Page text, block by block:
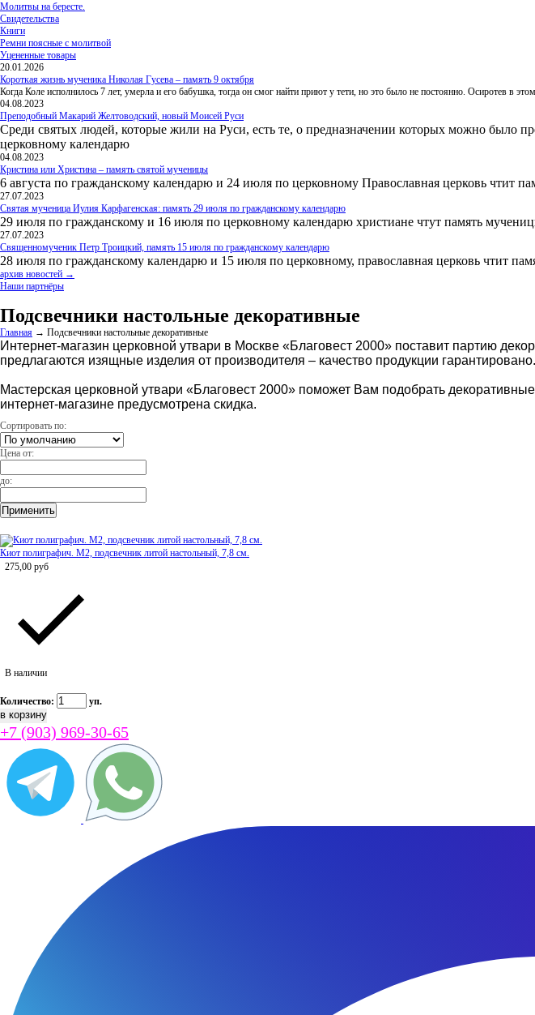
Молитвы на бересте.
Свидетельства
Книги
Ремни поясные с молитвой
Уцененные товары
20.01.2026
Короткая жизнь мученика Николая Гусева – память 9 октября
Когда Коле исполнилось 7 лет, умерла и его бабушка, тогда он смог найти приют у тети, но это было не постоянно. Осиротев в
04.08.2023
Преподобный Макарий Желтоводский, новый Моисей Руси
Среди святых людей, которые жили на Руси, есть те, о предназначении которых можно было
церковному календарю
04.08.2023
Кристина или Христина – память святой мученицы
6 августа по гражданскому календарю и 24 июля по церковному Православная церковь чтит
27.07.2023
Святая мученица Иулия Карфагенская: память 29 июля по гражданскому календарю
29 июля по гражданскому и 16 июля по церковному календарю христиане чтут память
27.07.2023
Священномученик Петр Троицкий, память 15 июля по гражданскому календарю
28 июля по гражданскому календарю и 15 июля по церковному, православная церковь чтит
архив новостей →
Наши партнёры
Подсвечники настольные декоративные
Главная → Подсвечники настольные декоративные
Интернет-магазин церковной утвари в Москве «Благовест 2000» поставит партию
предлагаются изящные изделия от производителя – качество продукции гарантировано.
Мастерская церковной утвари «Благовест 2000» поможет Вам подобрать
интернет-магазине предусмотрена скидка.
Сортировать по:
Цена от:
до:
Киот полиграфич. М2, подсвечник литой настольный, 7,8 см.
275,00 руб
В наличии
Количество: уп.
+7 (903) 969-30-65